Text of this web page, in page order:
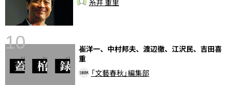
糸井 重里
10
崔洋一、中村邦夫、渡辺徹、江沢民、吉田喜
重
「文藝春秋」編集部